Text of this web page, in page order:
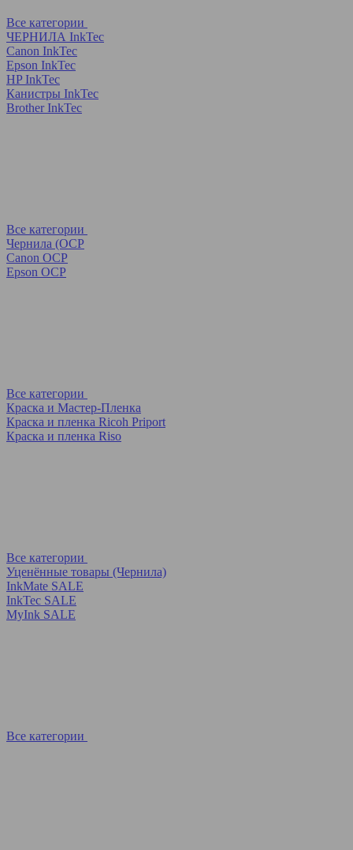
Все категории
ЧЕРНИЛА InkTec
Canon InkTec
Epson InkTec
HP InkTec
Канистры InkTec
Brother InkTec
Все категории
Чернила (OCP
Canon OCP
Epson OCP
Все категории
Краска и Мастер-Пленка
Краска и пленка Ricoh Priport
Краска и пленка Riso
Все категории
Уценённые товары (Чернила)
InkMate SALE
InkTec SALE
MyInk SALE
Все категории